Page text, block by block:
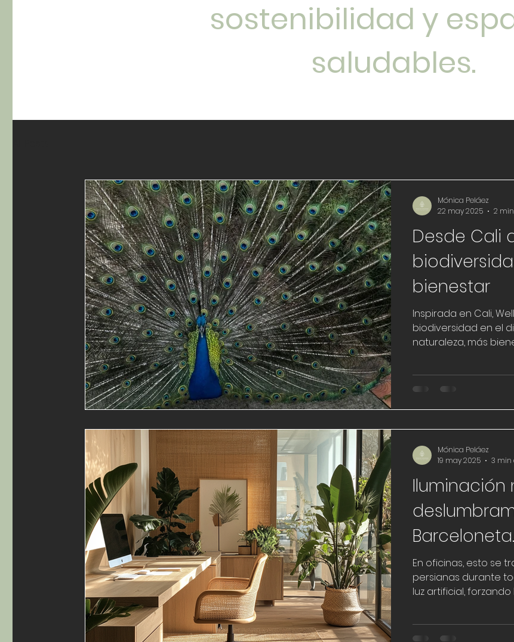
sostenibilidad y
saludables.
Desde Cali
bienestar
Inspirada en Cali,
biodiversidad en el
naturaleza, más
Mónica Peláez
22 may 2025
2
Iluminación
Barceloneta.
En oficinas, esto se
persianas durante
luz artificial,
diagnóstico inicial
Mónica Peláez
19 may 2025
3 min